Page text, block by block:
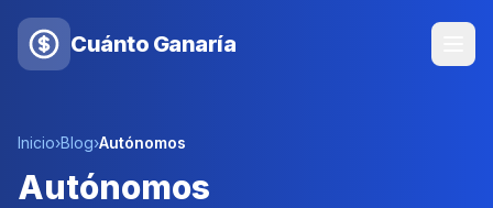
Cuánto Ganaría
Inicio›Blog›Autónomos
Autónomos